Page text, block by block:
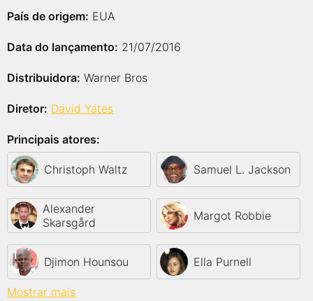
País de origem: EUA
Data do lançamento: 21/07/2016
Distribuidora: Warner Bros
Diretor: David Yates
Principais atores:
Christoph Waltz Samuel L. Jackson
Alexander
Skarsgård
Margot Robbie
Djimon Hounsou Ella Purnell
Mostrar mais